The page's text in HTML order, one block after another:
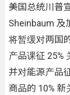
美国总统川普
Sheinbaum 及
将暂缓对两国
产品课征 25%
并对能源产品
商品的 10% 新